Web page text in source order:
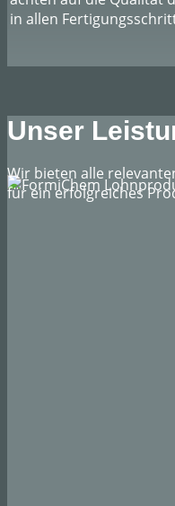
in allen
Unser
Wir bieten alle
für ein erfolgreiches